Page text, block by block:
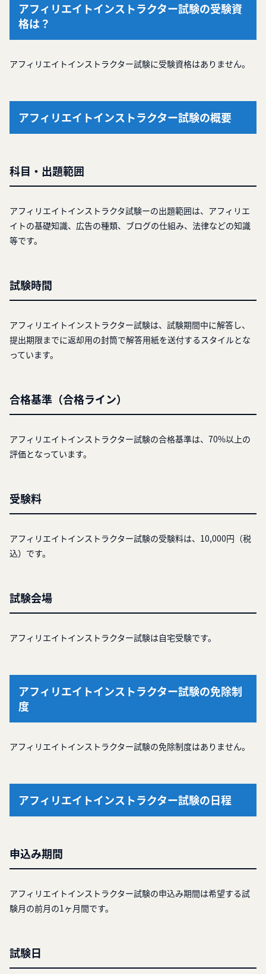
アフィリエイトインストラクター試験の受験資
格は？
アフィリエイトインストラクター試験に受験資格はありません。
アフィリエイトインストラクター試験の概要
科目・出題範囲
アフィリエイトインストラクタ試験ーの出題範囲は、アフィリエ
イトの基礎知識、広告の種類、ブログの仕組み、法律などの知識
等です。
試験時間
アフィリエイトインストラクター試験は、試験期間中に解答し、
提出期限までに返却用の封筒で解答用紙を送付するスタイルとな
っています。
合格基準（合格ライン）
アフィリエイトインストラクター試験の合格基準は、70%以上の
評価となっています。
受験料
アフィリエイトインストラクター試験の受験料は、10,000円（税
込）です。
試験会場
アフィリエイトインストラクター試験は自宅受験です。
アフィリエイトインストラクター試験の免除制
度
アフィリエイトインストラクター試験の免除制度はありません。
アフィリエイトインストラクター試験の日程
申込み期間
アフィリエイトインストラクター試験の申込み期間は希望する試
験月の前月の1ヶ月間です。
試験日